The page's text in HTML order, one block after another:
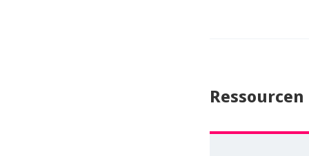
Ressourcen